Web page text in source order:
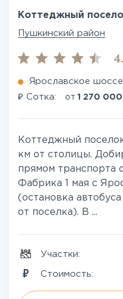
Коттеджный
Пушкинский район
Ярославское шоссе
₽ Сотка: от 1 270 000
Коттеджный
км от столицы.
прямом транспорта
Фабрика 1 мая с
(остановка
от поселка). В ...
Участки:
Стоимость: